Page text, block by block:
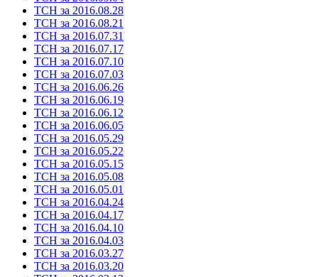
ТСН за 2016.08.28
ТСН за 2016.08.21
ТСН за 2016.07.31
ТСН за 2016.07.17
ТСН за 2016.07.10
ТСН за 2016.07.03
ТСН за 2016.06.26
ТСН за 2016.06.19
ТСН за 2016.06.12
ТСН за 2016.06.05
ТСН за 2016.05.29
ТСН за 2016.05.22
ТСН за 2016.05.15
ТСН за 2016.05.08
ТСН за 2016.05.01
ТСН за 2016.04.24
ТСН за 2016.04.17
ТСН за 2016.04.10
ТСН за 2016.04.03
ТСН за 2016.03.27
ТСН за 2016.03.20